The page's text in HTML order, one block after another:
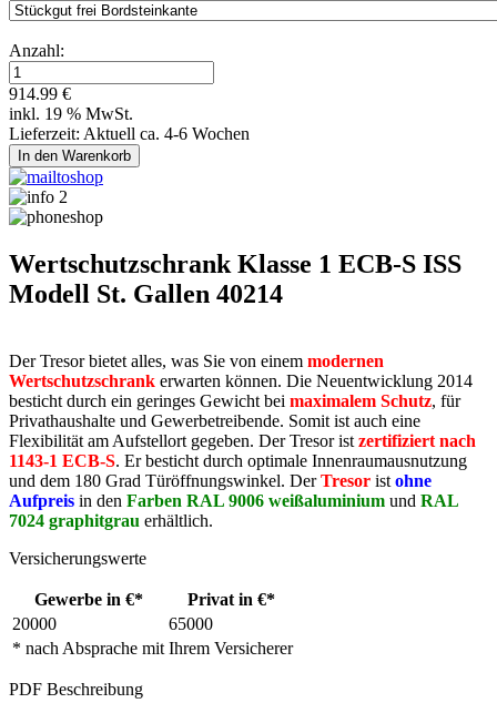
Anzahl:
914.99 €
inkl. 19 % MwSt.
Lieferzeit: Aktuell ca. 4-6 Wochen
Wertschutzschrank Klasse 1 ECB-S ISS
Modell St. Gallen 40214
Der Tresor bietet alles, was Sie von einem modernen
Wertschutzschrank erwarten können. Die Neuentwicklung 2014
besticht durch ein geringes Gewicht bei maximalem Schutz, für
Privathaushalte und Gewerbetreibende. Somit ist auch eine
Flexibilität am Aufstellort gegeben. Der Tresor ist zertifiziert nach
1143-1 ECB-S. Er besticht durch optimale Innenraumausnutzung
und dem 180 Grad Türöffnungswinkel. DerTresor ist ohne
Aufpreis in den Farben RAL 9006 weißaluminium und RAL
7024 graphitgrau erhältlich.
Versicherungswerte
Gewerbe in €* Privat in €*
* nach Absprache mit Ihrem Versicherer
20000 65000
PDF Beschreibung